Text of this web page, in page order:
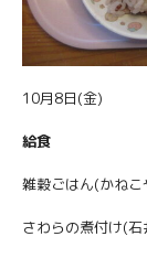
10月8日(金)
給食
雑穀ごはん(かねこ
さわらの煮付け(石